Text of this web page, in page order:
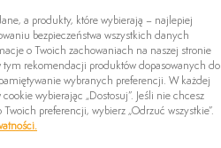
obuwia
Seneca
Maple Grove
Motion Access
Winsor Trail
Motion
a produkty, które wybierają – najlepiej
bezpieczeństwa wszystkich danych
o Twoich zachowaniach na naszej stronie
tym rekomendacji produktów dopasowanych do
wybranych preferencji. W każdej
wybierając „Dostosuj”. Jeśli nie chcesz
preferencji, wybierz „Odrzuć wszystkie”.